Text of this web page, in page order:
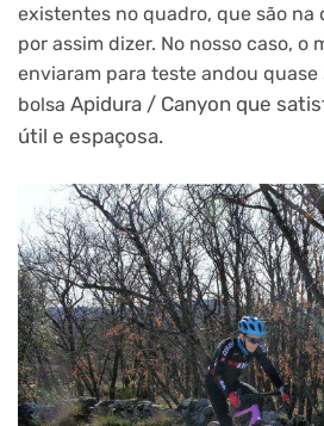
existentes no quadro, que são na
por assim dizer. No nosso caso, o
enviaram para teste andou quase
bolsa Apidura / Canyon que
útil e espaçosa.